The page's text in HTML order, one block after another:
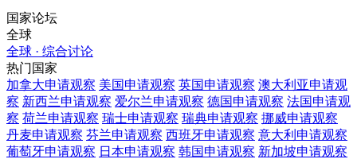
国家论坛
全球
全球 · 综合讨论
热门国家
加拿大申请观察 美国申请观察 英国申请观察 澳大利亚申请观
察 新西兰申请观察 爱尔兰申请观察 德国申请观察 法国申请观
察 荷兰申请观察 瑞士申请观察 瑞典申请观察 挪威申请观察
丹麦申请观察 芬兰申请观察 西班牙申请观察 意大利 申请观察
葡萄牙申请观察 日本申请观察 韩国申请观察 新加坡申请观察